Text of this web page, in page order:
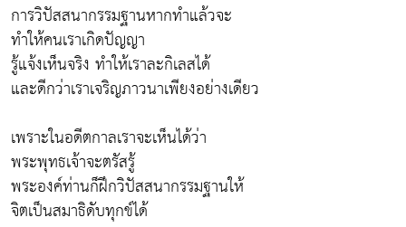
การวิปัสสนากรรมฐานหากทำแล้วจะ
ทำให้คนเราเกิดปัญญา
รู้แจ้งเห็นจริง ทำให้เราละกิเลสได้
และดีกว่าเราเจริญภาวนาเพียงอย่างเดียว
เพราะในอดีตกาลเราจะเห็นได้ว่า
พระพุทธเจ้าจะตรัสรู้
พระองค์ท่านก็ฝึกวิปัสสนากรรมฐานให้
จิตเป็นสมาธิดับทุกข์ได้